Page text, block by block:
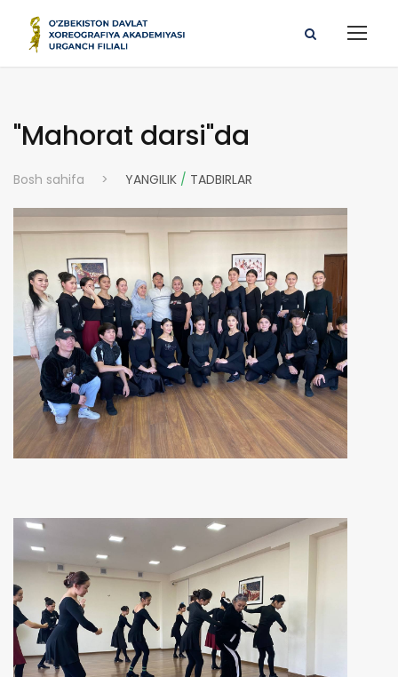
"Mahorat darsi"da
Bosh sahifa > YANGILIK / TADBIRLAR